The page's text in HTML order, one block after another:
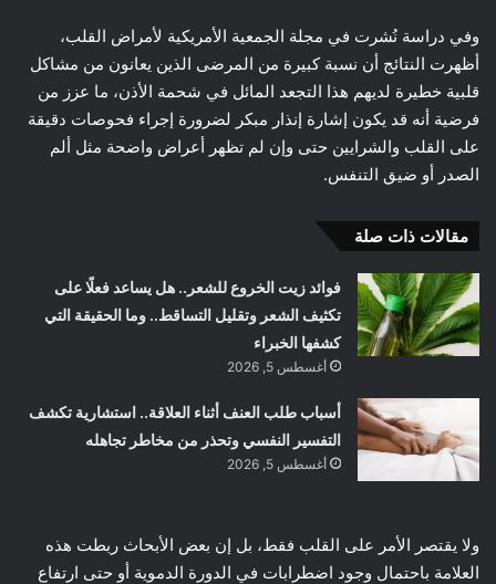
وفي دراسة نُشرت في مجلة الجمعية الأمريكية لأمراض القلب،
أظهرت النتائج أن نسبة كبيرة من المرضى الذين يعانون من مشاكل
قلبية خطيرة لديهم هذا التجعد المائل في شحمة الأذن، ما عزز من
فرضية أنه قد يكون إشارة إنذار مبكر لضرورة إجراء فحوصات دقيقة
على القلب والشرايين حتى وإن لم تظهر أعراض واضحة مثل ألم
الصدر أو ضيق التنفس.
مقالات ذات صلة
فوائد زيت الخروع للشعر.. هل يساعد فعلًا على
تكثيف الشعر وتقليل التساقط.. وما الحقيقة التي
كشفها الخبراء
أغسطس 5, 2026
أسباب طلب العنف أثناء العلاقة.. استشارية تكشف
التفسير النفسي وتحذر من مخاطر تجاهله
أغسطس 5, 2026
ولا يقتصر الأمر على القلب فقط، بل إن بعض الأبحاث ربطت هذه
العلامة باحتمال وجود اضطرابات في الدورة الدموية أو حتى ارتفاع